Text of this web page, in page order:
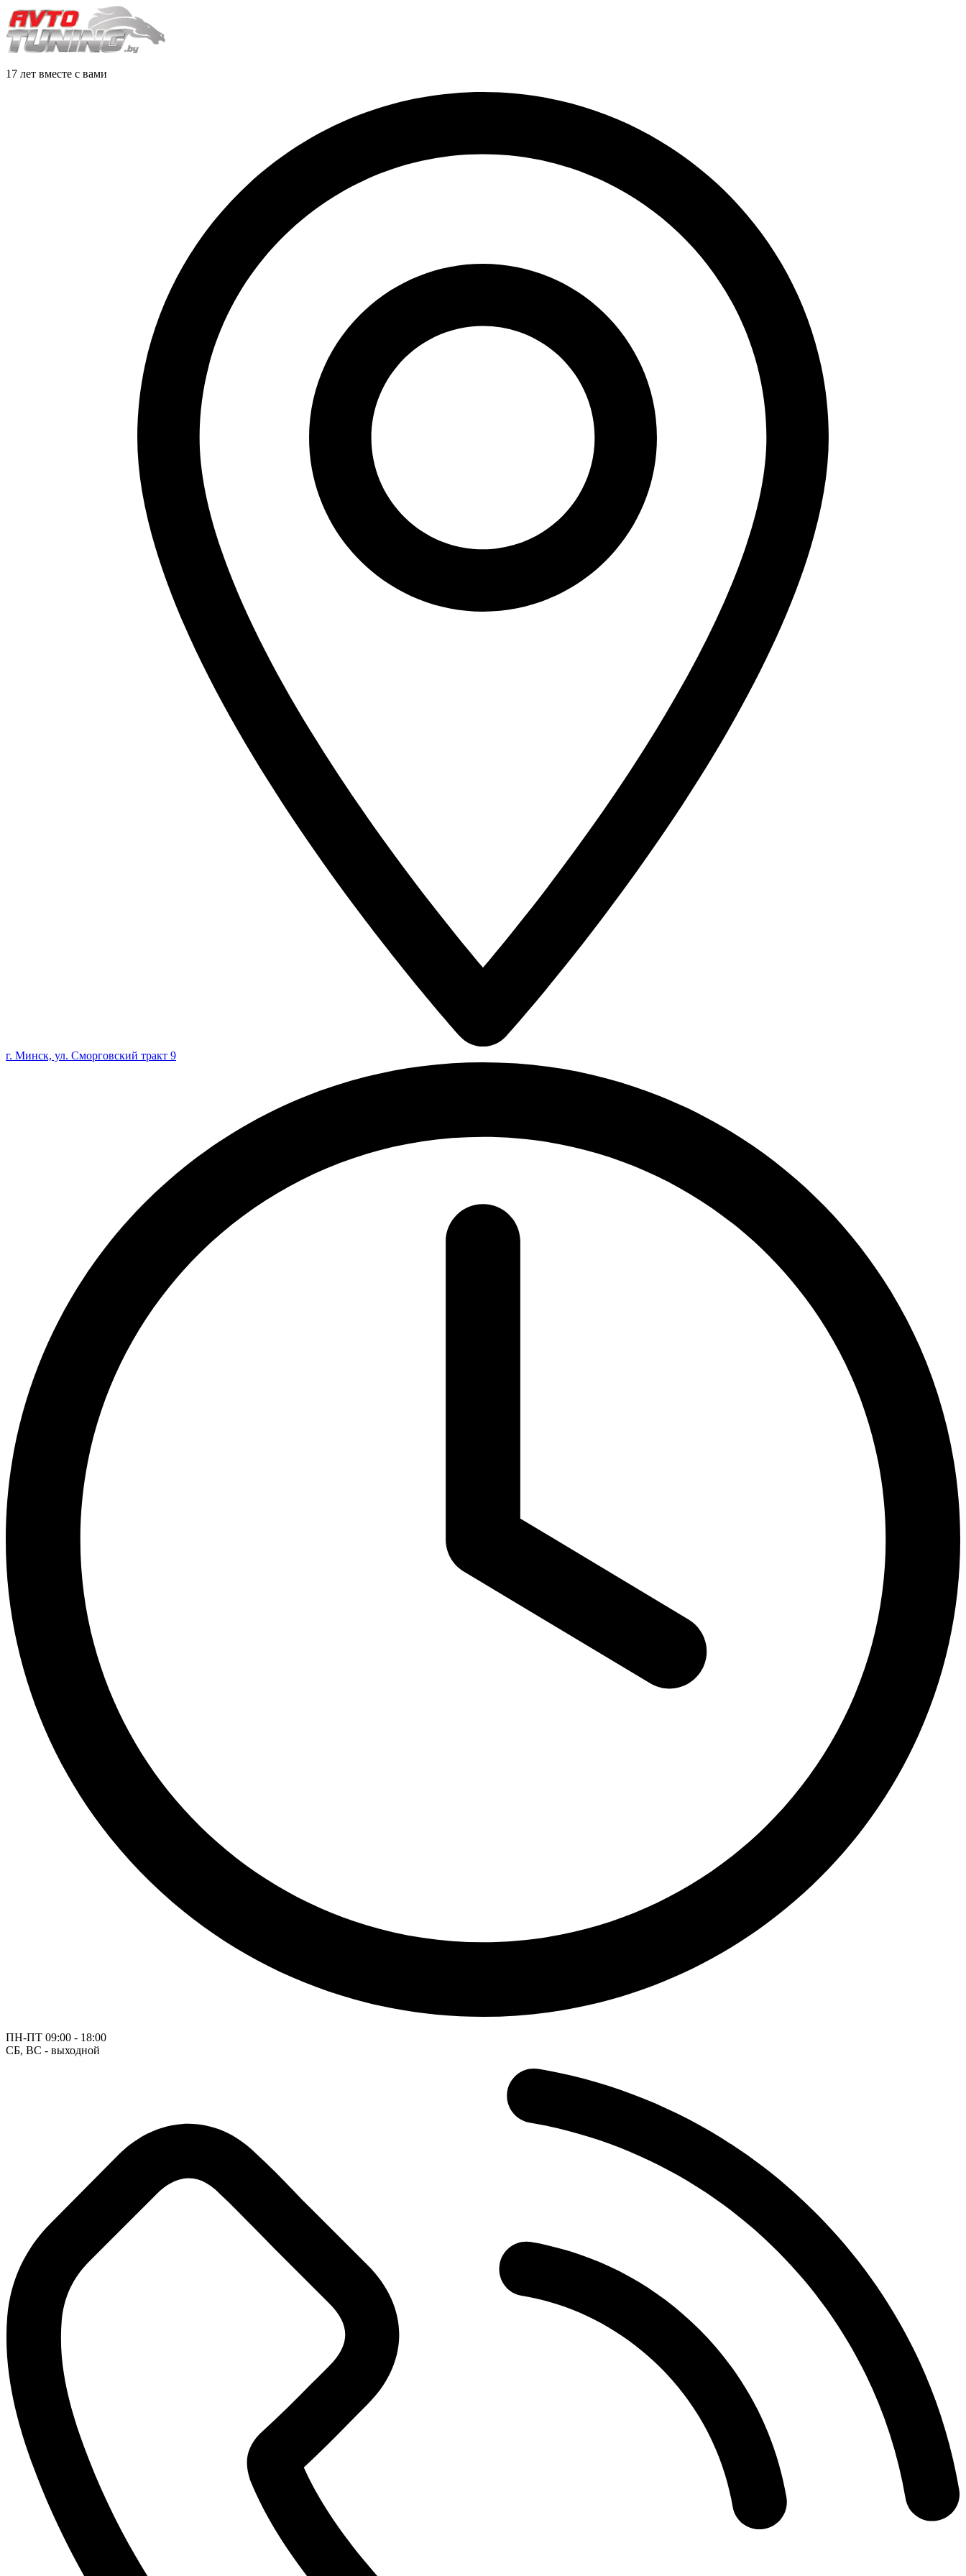
17 лет вместе с вами
г. Минск, ул. Сморговский тракт 9
ПН-ПТ 09:00 - 18:00
СБ, ВС - выходной